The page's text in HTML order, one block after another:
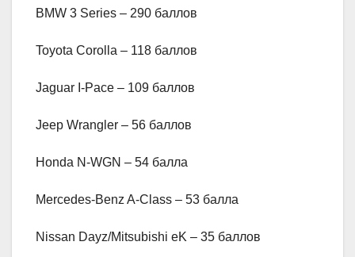
BMW 3 Series – 290 баллов
Toyota Corolla – 118 баллов
Jaguar I-Pace – 109 баллов
Jeep Wrangler – 56 баллов
Honda N-WGN – 54 балла
Mercedes-Benz A-Class – 53 балла
Nissan Dayz/Mitsubishi eK – 35 баллов